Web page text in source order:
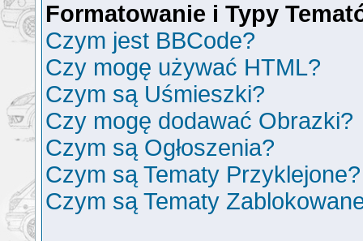
Formatowanie i Typy
Czym jest BBCode?
Czy mogę używać HTML?
Czym są Uśmieszki?
Czy mogę dodawać Obrazki?
Czym są Ogłoszenia?
Czym są Tematy Przyklejone?
Czym są Tematy